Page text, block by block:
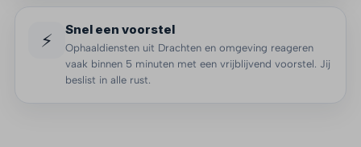
⚡ Snel een voorstel
Ophaaldiensten uit Drachten en omgeving reageren
vaak binnen 5 minuten met een vrijblijvend voorstel. Jij
beslist in alle rust.